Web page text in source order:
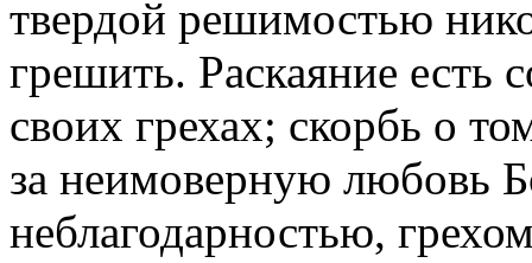
твердой решимостью
грешить. Раскаяние есть
своих грехах; скорбь о
за неимоверную любовь
неблагодарностью,